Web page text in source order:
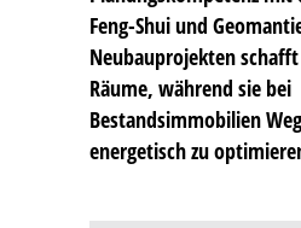
Feng-Shui und
Neubauprojekten
Räume, während sie bei
Bestandsimmobilien
energetisch zu